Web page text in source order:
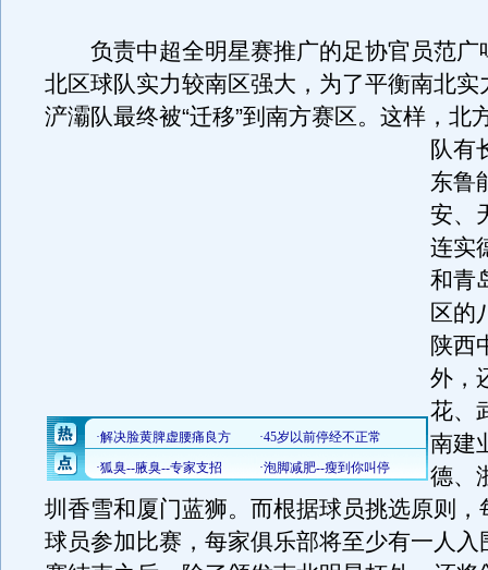
负责中超全明星赛推广的足协官员范广
北区球队实力较南区强大，为了平衡南北实
浐灞队最终被“迁移”到南方赛区。 这样，北
队有
东鲁
安、
连实
和青
区的
陕西
外，
花、
南建
德、
圳香雪和厦门蓝狮。而根据球员挑选原则，
球员参加比赛，每家俱乐部将至少有一人入